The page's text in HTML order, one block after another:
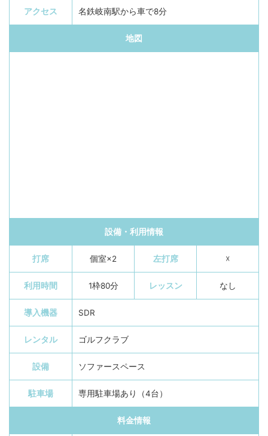
アクセス 名鉄岐南駅から車で8分
地図
設備・利用情報
打席 個室×2 左打席 ☓
利用時間 1枠80分 レッスン なし
導入機器 SDR
レンタル ゴルフクラブ
設備 ソファースペース
駐車場 専用駐車場あり（4台）
料金情報